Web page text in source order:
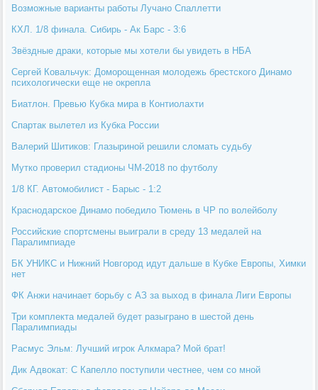
Возможные варианты работы Лучано Спаллетти
КХЛ. 1/8 финала. Сибирь - Ак Барс - 3:6
Звёздные драки, которые мы хотели бы увидеть в НБА
Сергей Ковальчук: Доморощенная молодежь брестского Динамо
психологически еще не окрепла
Биатлон. Превью Кубка мира в Контиолахти
Спартак вылетел из Кубка России
Валерий Шитиков: Глазыриной решили сломать судьбу
Мутко проверил стадионы ЧМ-2018 по футболу
1/8 КГ. Автомобилист - Барыс - 1:2
Краснодарское Динамо победило Тюмень в ЧР по волейболу
Российские спортсмены выиграли в среду 13 медалей на
Паралимпиаде
БК УНИКС и Нижний Новгород идут дальше в Кубке Европы, Химки
нет
ФК Анжи начинает борьбу с АЗ за выход в финала Лиги Европы
Три комплекта медалей будет разыграно в шестой день
Паралимпиады
Расмус Эльм: Лучший игрок Алкмара? Мой брат!
Дик Адвокат: С Капелло поступили честнее, чем со мной